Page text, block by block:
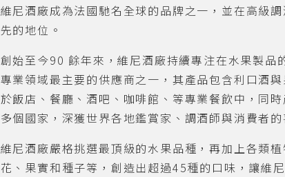
維尼酒廠成為法國馳名全球的品牌之一，並在高級
先的地位。
創始至今90 餘年來，維尼酒廠持續專注在水果製品
專業領域最主要的供應商之一，其產品包含利口酒
於飯店、餐廳、酒吧、咖啡館、等專業餐飲中，同
多個國家，深獲世界各地鑑賞家、調酒師與消費者的
維尼酒廠嚴格挑選最頂級的水果品種，再加上各類植
花、果實和種子等，創造出超過45種的口味，讓維